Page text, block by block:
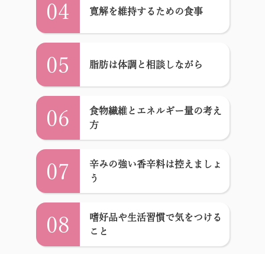
04 寛解を維持するための食事
05 脂肪は体調と相談しながら
06
食物繊維とエネルギー量の考え
方
07
辛みの強い香辛料は控えましょ
う
08
嗜好品や生活習慣で気をつける
こと